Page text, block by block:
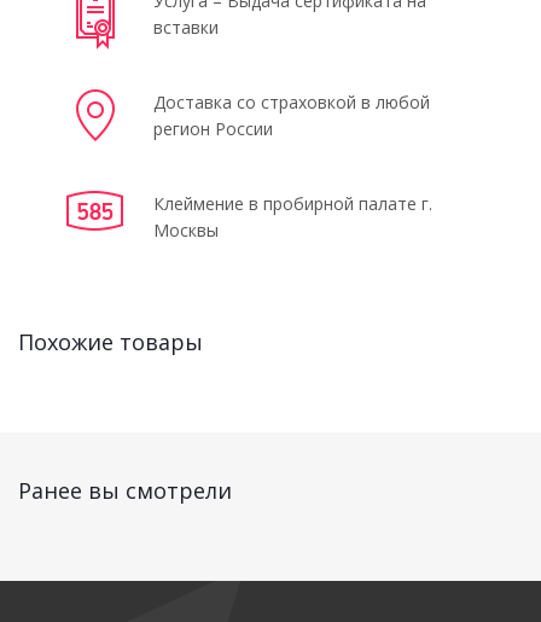
вставки
Доставка со страховкой в любой
регион России
Клеймение в пробирной палате г.
Москвы
Похожие товары
Ранее вы смотрели